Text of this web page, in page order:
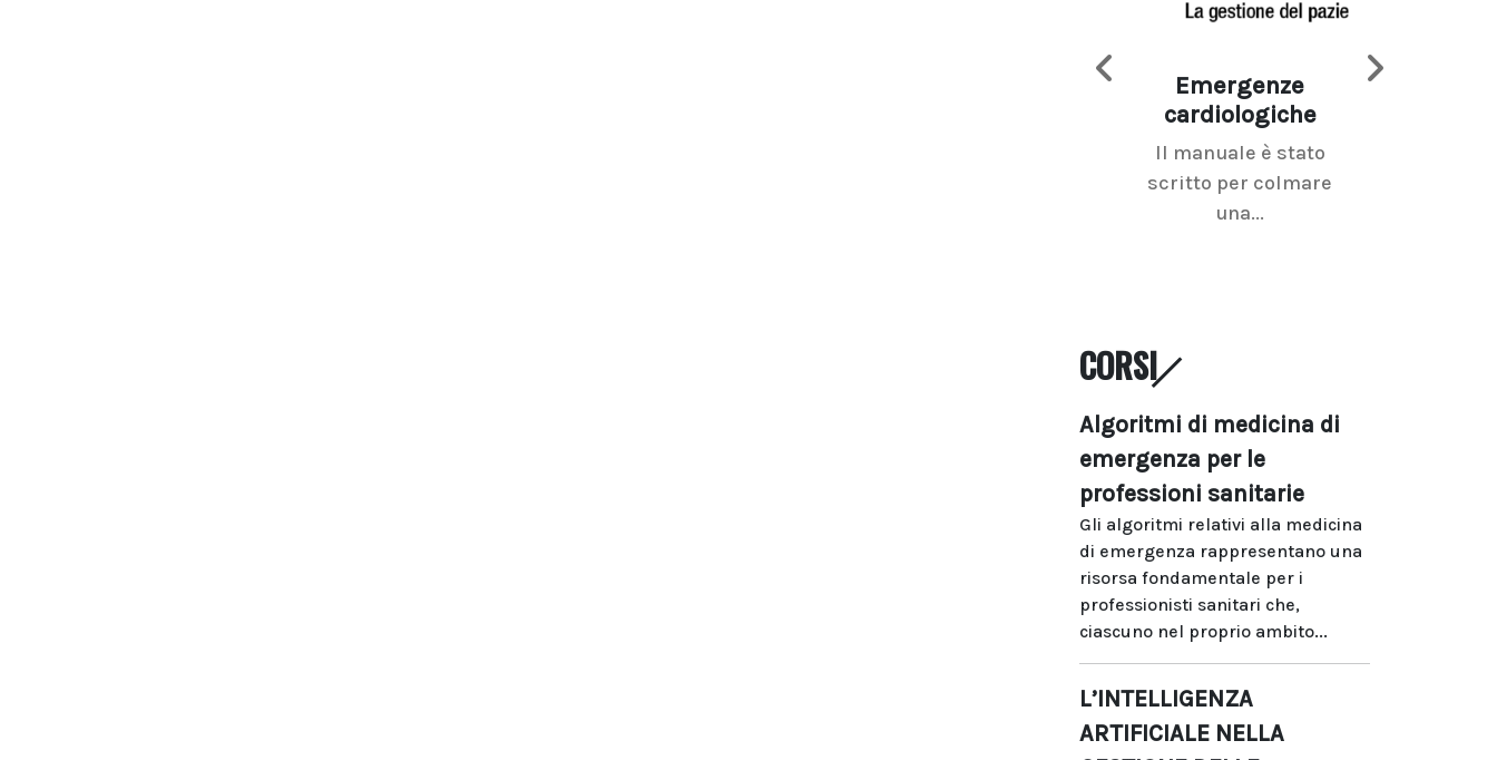
Emergenze
cardiologiche
Il manuale è stato
scritto per colmare
una...
CORSI
Algoritmi di medicina di
emergenza per le
professioni sanitarie
Gli algoritmi relativi alla medicina
di emergenza rappresentano una
risorsa fondamentale per i
professionisti sanitari che,
ciascuno nel proprio ambito...
L’INTELLIGENZA
ARTIFICIALE NELLA